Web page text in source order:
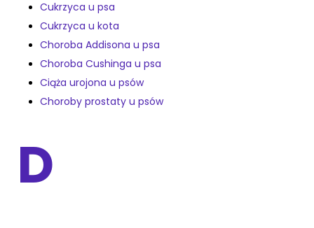
Cukrzyca u psa
Cukrzyca u kota
Choroba Addisona u psa
Choroba Cushinga u psa
Ciąża urojona u psów
Choroby prostaty u psów
D